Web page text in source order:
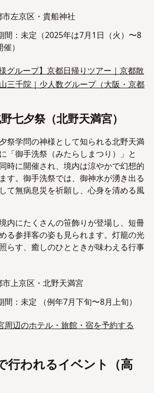
左京区・貴船神社
間：未定（2025年は7月1日（火）〜8
）
グループ】京都日帰りツアー｜京都散
三千院｜少人数グループ（大阪・京都
七夕祭（北野天満宮）
祭学問の神様として知られる北野天満
「御手洗祭（みたらしまつり）」と
時に開催され、境内は涼やかで幻想的
す。御手洗祭では、御神水が湧き出る
て無病息災を祈願し、心身を清める風
内にたくさんの笹飾りが登場し、短冊
る参拝客の姿も見られます。灯籠の光
らす、癒しのひとときが味わえる行事
上京区・北野天満宮
：未定 （例年7月下旬〜8月上旬）
周辺のホテル・旅館・宿を予約する
行われるイベント（高